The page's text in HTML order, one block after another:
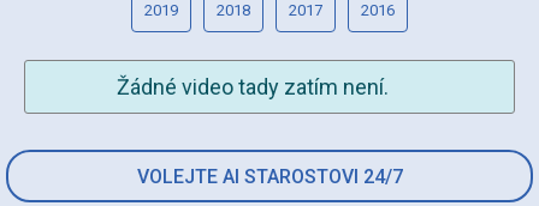
VOLEJTE AI STAROSTOVI 24/7
2019 2018 2017 2016
Žádné video tady zatím není.